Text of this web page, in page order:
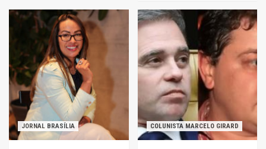
JORNAL BRASÍLIA COLUNISTA MARCELO GIRARD